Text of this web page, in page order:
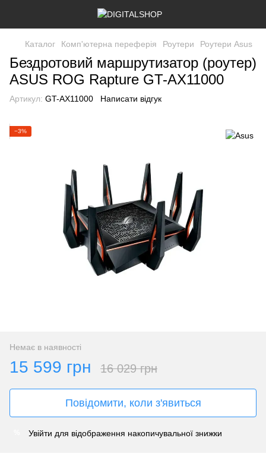
Каталог Комп'ютерна переферія Роутери Роутери Asus
Бездротовий маршрутизатор (роутер)
ASUS ROG Rapture GT-AX11000
Артикул: GT-AX11000 Написати відгук
−3%
Немає в наявності
15 599 грн 16 029 грн
Повідомити, коли з'явиться
Увійти для відображення накопичувальної знижки